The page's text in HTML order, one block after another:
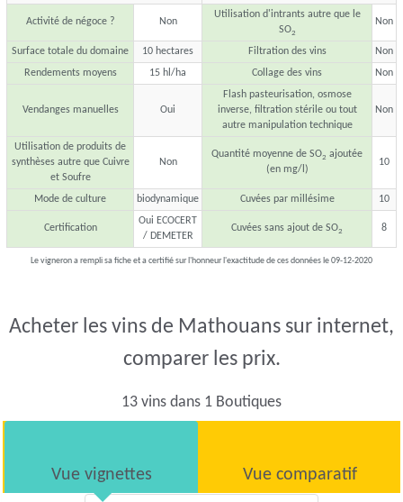
Activité de négoce ? Non
Utilisation d'intrants autre que le
SO2
Non
Surface totale du domaine 10 hectares Filtration des vins
Non
Rendements moyens
15 hl/ha Collage des vins Non
Vendanges manuelles Oui
Flash pasteurisation, osmose
inverse, filtration stérile ou tout
autre manipulation technique
Non
Utilisation de produits de
synthèses autre que Cuivre
et Soufre
Non
Quantité moyenne de SO2 ajoutée
(en mg/l)
10
Mode de culture biodynamique Cuvées par millésime 10
Certification
Oui ECOCERT
/ DEMETER
Cuvées sans ajout de SO2 8
Le vigneron a rempli sa fiche et a certifié sur l'honneur l'exactitude de ces données le 09-12-2020
Acheter les vins de Mathouans sur internet,
comparer les prix.
13 vins dans 1 Boutiques
Vue vignettes Vue comparatif